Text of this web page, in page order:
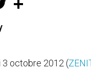
w
3 octobre 2012 (